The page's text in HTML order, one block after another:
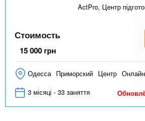
ActPro, Центр
Стоимость
15 000 грн
Одесса Приморский Центр Онлайн
3 місяці - 33 заняття